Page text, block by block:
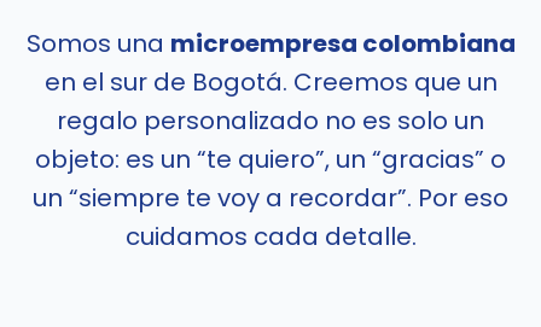
Somos una microempresa colombiana
en el sur de Bogotá. Creemos que un
regalo personalizado no es solo un
objeto: es un “te quiero”, un “gracias” o
un “siempre te voy a recordar”. Por eso
cuidamos cada detalle.